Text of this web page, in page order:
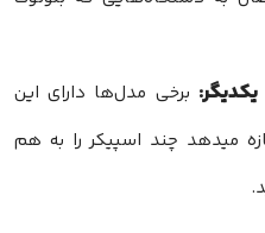
برخی مدل‌ها دارای این
میدهد چند اسپیکر را به هم